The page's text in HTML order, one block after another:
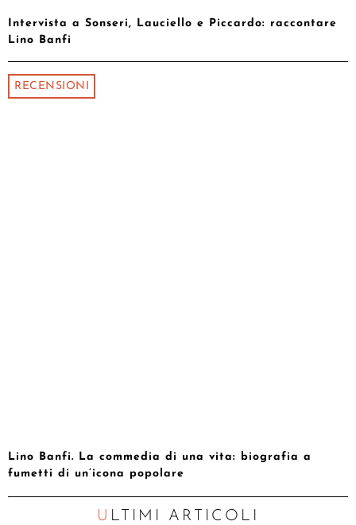
Intervista a Sonseri, Lauciello e Piccardo: raccontare
Lino Banfi
RECENSIONI
Lino Banfi. La commedia di una vita: biografia a
fumetti di un’icona popolare
ULTIMI ARTICOLI